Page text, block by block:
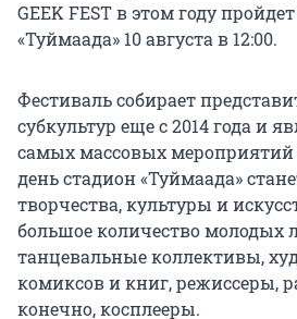
GEEK FEST в этом году
«Туймаада» 10 августа в 12:00.
Фестиваль собирает
субкультур еще с 2014 года и
самых массовых мероприятий
день стадион «Туймаада»
творчества, культуры и
большое количество молодых
танцевальные коллективы,
комиксов и книг, режиссеры,
конечно, косплееры.